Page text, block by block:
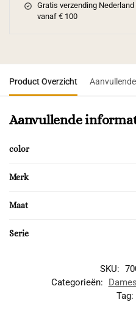
Gratis verzending
vanaf € 100
Product Overzicht
Aanvullende
color
Merk
Maat
Serie
SKU:
Categorieën:
Dames
Tag: